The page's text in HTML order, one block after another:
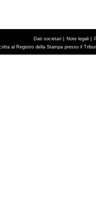
Dati societari Note legali
al Registro della Stampa presso il